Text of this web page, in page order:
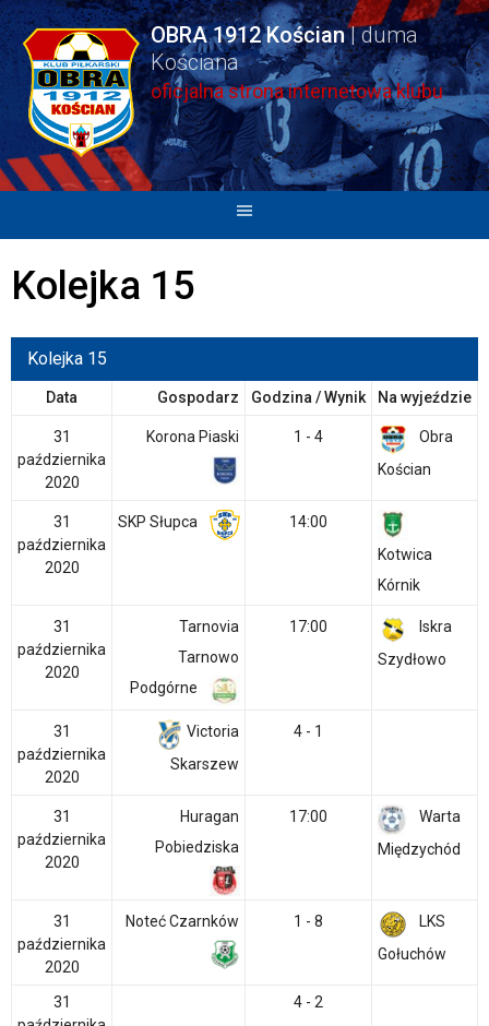
Skip
to
content
OBRA 1912 Kościan
oficjalna strona internetowa klubu
Kolejka 15
Kolejka 15
Data Gospodarz Godzina / Wynik Na wyjeździe
31
października
2020
Korona Piaski 1 - 4
Obra
Kościan
31
października
2020
SKP Słupca
14:00
Kotwica
Kórnik
31
października
2020
Tarnovia
Tarnowo
Podgórne
17:00
Iskra
Szydłowo
31
października
2020
Victoria
Skarszew
4 - 1
31
października
2020
Huragan
Pobiedziska
17:00
Warta
Międzychód
31
października
2020
Noteć Czarnków 1 - 8
LKS
Gołuchów
31
4 - 2